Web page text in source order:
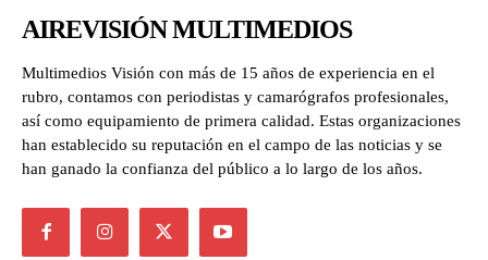
AIREVISIÓN MULTIMEDIOS
Multimedios Visión con más de 15 años de experiencia en el
rubro, contamos con periodistas y camarógrafos profesionales,
así como equipamiento de primera calidad. Estas organizaciones
han establecido su reputación en el campo de las noticias y se
han ganado la confianza del público a lo largo de los años.